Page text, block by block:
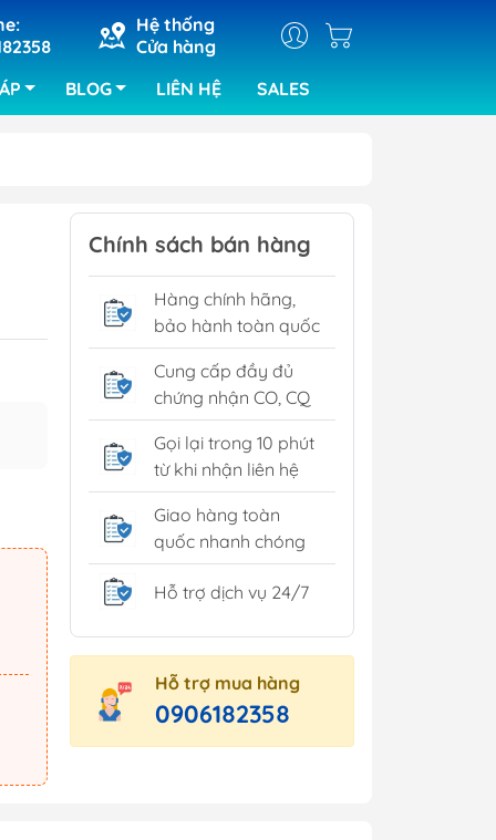
Hệ thống
Cửa hàng
lỗi bo
Máy cắt khắc laser
Máy hàn chip set
BLOG LIÊN HỆ SALES
Chính sách bán hàng
Hàng chính hãng,
bảo hành toàn quốc
Cung cấp đầy đủ
chứng nhận CO, CQ
Gọi lại trong 10 phút
từ khi nhận liên hệ
Giao hàng toàn
quốc nhanh chóng
Hỗ trợ dịch vụ 24/7
Hỗ trợ mua hàng
0906182358